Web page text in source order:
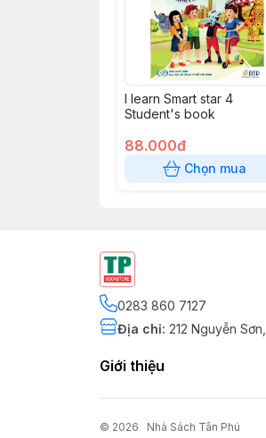
I learn Smart star 4
Student's book
88.000đ
Chọn mua
0283 860 7127
Địa chỉ: 212 Nguyễn
Giới thiệu
© 2026 Nhà Sách Tân Phú